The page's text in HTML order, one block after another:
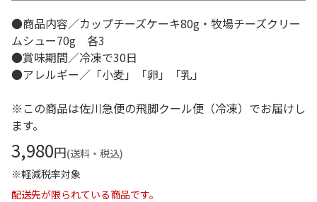
●商品内容／カップチーズケーキ80g・牧場チーズクリー
ムシュー70g 各3
●賞味期間／冷凍で30日
●アレルギー／「小麦」「卵」「乳」
※この商品は佐川急便の飛脚クール便（冷凍）でお届けし
ます。
3,980円(送料・税込)
※軽減税率対象
配送先が限られている商品です。